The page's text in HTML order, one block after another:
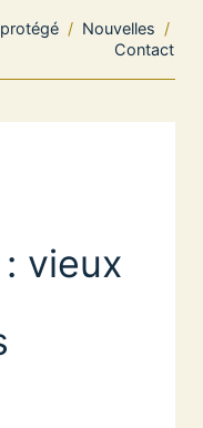
/ Nouvelles /
Contact
vieux